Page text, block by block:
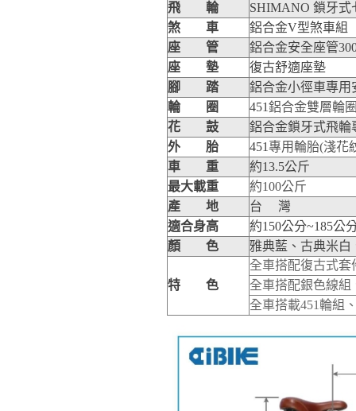
飛 輪
SHIMANO 鎖牙式
煞 車
鋁合金V型煞車組
座 管
鋁合金安全座管
座 墊
復古舒適座墊
腳 踏
鋁合金小徑車專用
輪 圈
451鋁合金雙層輪
花 鼓
鋁合金鎖牙式飛輪
外 胎
451專用輪胎(淺花
車 重
約13.5公斤
最大載重
約100公斤
產 地
台 灣
適合身高
約150公分~185公
顏 色
雅典藍、古典米白
特 色
全車搭配復古式套
全車搭配銀色線
全車搭載451輪組